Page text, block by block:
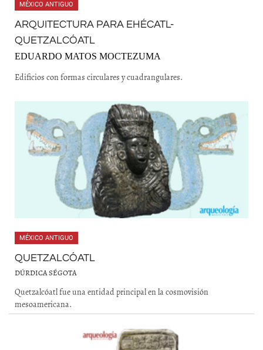
MÉXICO ANTIGUO
ARQUITECTURA PARA EHÉCATL-
QUETZALCÓATL
EDUARDO MATOS MOCTEZUMA
Edificios con formas circulares y cuadrangulares.
MÉXICO ANTIGUO
QUETZALCÓATL
DÚRDICA SÉGOTA
Quetzalcóatl fue una entidad principal en la cosmovisión
mesoamericana.